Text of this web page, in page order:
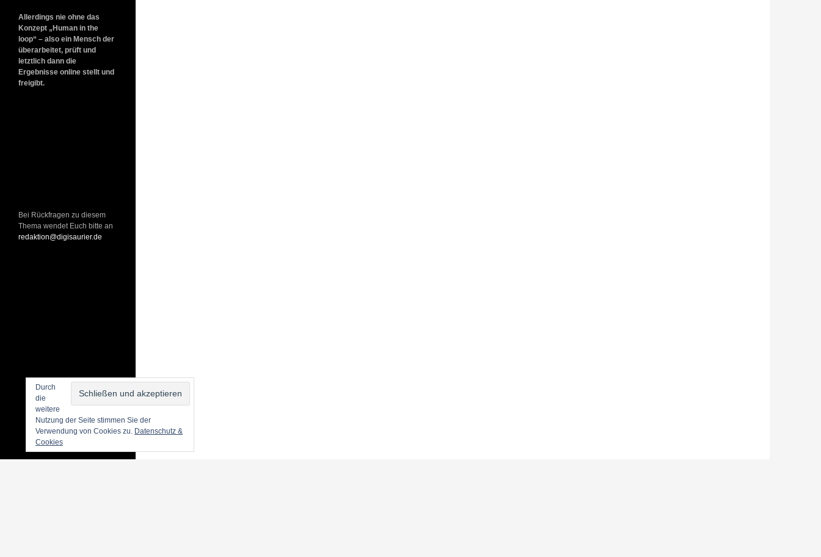
Allerdings nie ohne das
Konzept „Human in the
loop“ – also ein Mensch der
überarbeitet, prüft und
letztlich dann die
Ergebnisse online stellt und
freigibt.
Bei Rückfragen zu diesem
Thema wendet Euch bitte an
redaktion@digisaurier.de
Durch
die
weitere
Nutzung der Seite stimmen Sie der
Verwendung von Cookies zu. Datenschutz &
Cookies